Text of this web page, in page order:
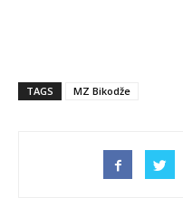
TAGS MZ Bikodže